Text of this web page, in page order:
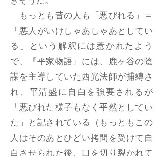
もっとも昔の人も「悪びれる」＝
「悪人がいけしゃあしゃあとしてい
る」という解釈には惹かれたよう
で、『平家物語』には、鹿ヶ谷の陰
謀を主導していた西光法師が捕縛さ
れ、平清盛に自白を強要されるが
「悪びれた様子もなく平然としてい
た」と記されている（もっともこの
人はそのあとひどい拷問を受けて自